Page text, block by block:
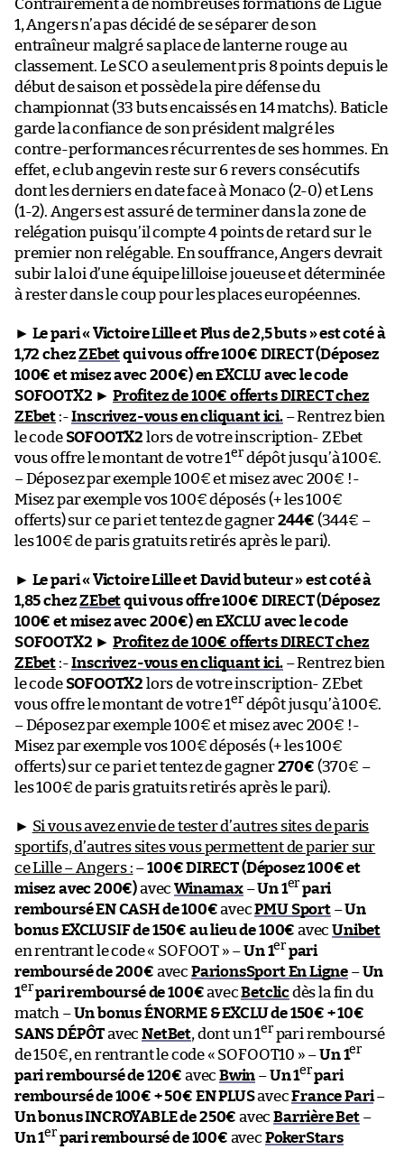
Contrairement à de nombreuses formations de Ligue
1, Angers n’a pas décidé de se séparer de son
entraîneur malgré sa place de lanterne rouge au
classement. Le SCO a seulement pris 8 points depuis le
début de saison et possède la pire défense du
championnat (33 buts encaissés en 14 matchs). Baticle
garde la confiance de son président malgré les
contre-performances récurrentes de ses hommes. En
effet, e club angevin reste sur 6 revers consécutifs
dont les derniers en date face à Monaco (2-0) et Lens
(1-2). Angers est assuré de terminer dans la zone de
relégation puisqu’il compte 4 points de retard sur le
premier non relégable. En souffrance, Angers devrait
subir la loi d’une équipe lilloise joueuse et déterminée
à rester dans le coup pour les places européennes.
► Le pari « Victoire Lille et Plus de 2,5 buts » est coté à
1,72 chezZEbetqui vous offre 100€ DIRECT (Déposez
100€ et misez avec 200€) en EXCLU avec le code
SOFOOTX2 ►Profitez de 100€ offerts DIRECT chez
ZEbet :-Inscrivez-vous en cliquant ici.– Rentrez bien
le code SOFOOTX2 lors de votre inscription- ZEbet
vous offre le montant de votre 1er dépôt jusqu’à 100€.
– Déposez par exemple 100€ et misez avec 200€ !-
Misez par exemple vos 100€ déposés (+ les 100€
offerts) sur ce pari et tentez de gagner244€ (344€ –
les 100€ de paris gratuits retirés après le pari).
► Le pari « Victoire Lille et David buteur » est coté à
1,85 chezZEbetqui vous offre 100€ DIRECT (Déposez
100€ et misez avec 200€) en EXCLU avec le code
SOFOOTX2 ►Profitez de 100€ offerts DIRECT chez
ZEbet :-Inscrivez-vous en cliquant ici.– Rentrez bien
le code SOFOOTX2 lors de votre inscription- ZEbet
vous offre le montant de votre 1er dépôt jusqu’à 100€.
– Déposez par exemple 100€ et misez avec 200€ !-
Misez par exemple vos 100€ déposés (+ les 100€
offerts) sur ce pari et tentez de gagner270€ (370€ –
les 100€ de paris gratuits retirés après le pari).
► Si vous avez envie de tester d’autres sites de paris
sportifs, d’autres sites vous permettent de parier sur
ce Lille – Angers : –100€ DIRECT (Déposez 100€ et
misez avec 200€)avecWinamax–Un 1er pari
remboursé EN CASH de 100€avecPMU Sport–Un
bonus EXCLUSIF de 150€ au lieu de 100€ avecUnibet
en rentrant le code « SOFOOT » –Un 1er pari
remboursé de 200€ avec ParionsSport En Ligne –Un
1erpari remboursé de 100€avecBetclicdès la fin du
match –Un bonus ÉNORME & EXCLU de 150€ + 10€
SANS DÉPÔTavecNetBet, dont un 1er pari remboursé
de 150€, en rentrant le code « SOFOOT10 » –Un 1er
pari remboursé de 120€ avec Bwin –Un 1erpari
remboursé de 100€ + 50€ EN PLUSavecFrance Pari–
Un bonus INCROYABLE de 250€ avecBarrière Bet–
Un 1er pari remboursé de 100€ avec PokerStars